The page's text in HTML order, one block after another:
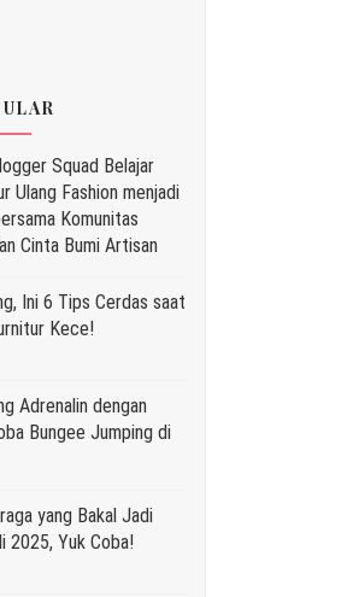
Squad Belajar
Ulang Fashion menjadi
Komunitas
Cinta Bumi Artisan
Ini 6 Tips Cerdas saat
Kece!
Adrenalin dengan
Bungee Jumping di
yang Bakal Jadi
2025, Yuk Coba!